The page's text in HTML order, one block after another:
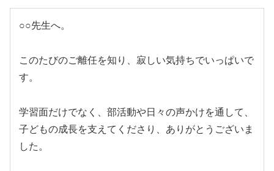
○○先生へ。
このたびのご離任を知り、寂しい気持ちでいっぱいで
す。
学習面だけでなく、部活動や日々の声かけを通して、
子どもの成長を支えてくださり、ありがとうございま
した。